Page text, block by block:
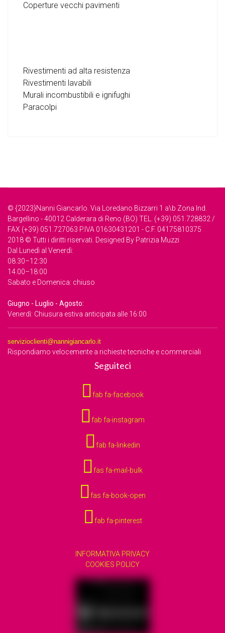
Coperture vecchi pavimenti
Rivestimenti ad alta resistenza
Rivestimenti lavabili
Murali incombustibili e ignifughi
Paracolpi
© {2023}Nanni Giancarlo. Via Loredano Bizzarri 1 a\b Zona Ind.
Bargellino - 40012 Calderara di Reno (BO) TEL. (+39) 051.728832 /
FAX (+39) 051.727063 P.IVA 01630431201 - C.F. 04175810375
2018 © Tutti i diritti riservati. Designed By Patrizia Muzzi
Dal Lunedì al Venerdì:
08.30–12:30
14.00–18:00
Sabato e Domenica: chiuso
Giugno - Luglio - Agosto:
Venerdì: Chiusura estiva anticipata alle 16:00
servizioclienti@nannigiancarlo.it
Rispondiamo velocemente a richieste tecniche e commerciali
Seguiteci
fab fa-facebook
fab fa-instagram
fab fa-linkedin
fas fa-mail-bulk
fas fa-book-open
fab fa-pinterest
INFORMATIVA PRIVACY
COOKIES POLICY